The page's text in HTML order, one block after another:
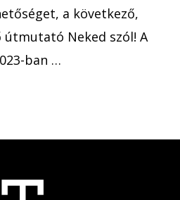
a következő,
Neked szól! A
ban …